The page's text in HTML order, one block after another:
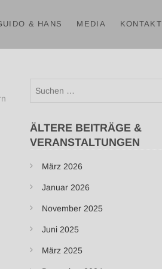
& HANS MEDIA KONTAKT
ÄLTERE BEITRÄGE &
VERANSTALTUNGEN
März 2026
Januar 2026
November 2025
Juni 2025
März 2025